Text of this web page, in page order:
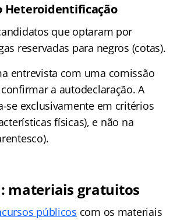
Heteroidentificação
que optaram por
reservadas para negros (cotas).
entrevista com uma comissão
a autodeclaração. A
se exclusivamente em critérios
físicas), e não na
materiais gratuitos
públicos com os materiais